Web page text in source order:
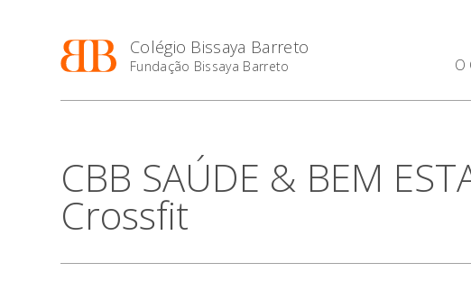
Colégio Bissaya Barreto
Fundação Bissaya Barreto O
CBB SAÚDE & BEM
Crossfit